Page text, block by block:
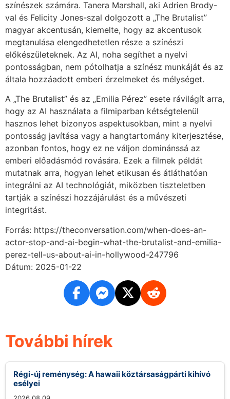
színészek számára. Tanera Marshall, aki Adrien Brody-
val és Felicity Jones-szal dolgozott a „The Brutalist”
magyar akcentusán, kiemelte, hogy az akcentusok
megtanulása elengedhetetlen része a színészi
előkészületeknek. Az AI, noha segíthet a nyelvi
pontosságban, nem pótolhatja a színész munkáját és az
általa hozzáadott emberi érzelmeket és mélységet.
A „The Brutalist” és az „Emilia Pérez” esete rávilágít arra,
hogy az AI használata a filmiparban kétségtelenül
hasznos lehet bizonyos aspektusokban, mint a nyelvi
pontosság javítása vagy a hangtartomány kiterjesztése,
azonban fontos, hogy ez ne váljon dominánssá az
emberi előadásmód rovására. Ezek a filmek példát
mutatnak arra, hogyan lehet etikusan és átláthatóan
integrálni az AI technológiát, miközben tiszteletben
tartják a színészi hozzájárulást és a művészeti
integritást.
Forrás: https://theconversation.com/when-does-an-
actor-stop-and-ai-begin-what-the-brutalist-and-emilia-
perez-tell-us-about-ai-in-hollywood-247796
Dátum: 2025-01-22
További hírek
Régi-új reménység: A hawaii köztársaságpárti kihívó
esélyei